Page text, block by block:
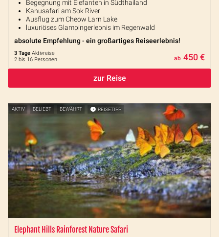
Begegnung mit Elefanten in Südthailand
Kanusafari am Sok River
Ausflug zum Cheow Larn Lake
luxuriöses Glampingerlebnis im Regenwald
absolute Empfehlung - ein großartiges Reiseerlebnis!
3 Tage Aktivreise
2 bis 16 Personen
ab 450 €
zur Reise
AKTIV BELIEBT BEWÄHRT REISETIPP
Elephant Hills Rainforest Nature Safari